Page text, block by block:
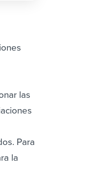
las
Para
la